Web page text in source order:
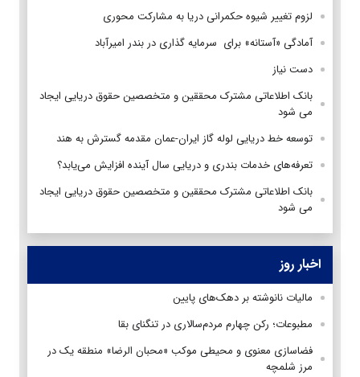
لزوم تغییر شیوه حکمرانی دریا به مشارکت محوری
آمادگی «آستانه» برای سرمایه گذاری در بندر امیرآباد
دست نیاز
بانک‌ اطلاعاتی مشترک محققین و متخصصین حقوق دریایی ایجاد
می شود
توسعه خط دریایی لوله گاز ایران-عمان مقدمه گسترش به هند
تعرفه‌های خدمات بندری و دریایی سال آینده افزایش می‌یابد؟
بانک‌ اطلاعاتی مشترک محققین و متخصصین حقوق دریایی ایجاد
می شود
اخبار روز
مالیات نانوشته بر دهک‌های پایین
مطبوعات؛ رکن چهارم مردم‌سالاری در تنگنای بقا
فضاسازی معنوی و محیطی موکب «محبان الرضا» منطقه یک در
مرز شلمچه